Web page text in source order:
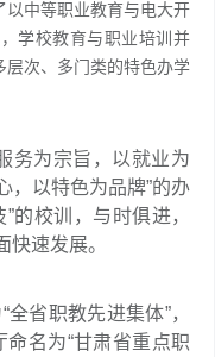
以中等职业教育与电大开
学校教育与职业培训并
层次、多门类的特色办学
务为宗旨，以就业为
，以特色为品牌”的办
的校训，与时俱进，
速发展。
省职教先进集体”，
名为“甘肃省重点职